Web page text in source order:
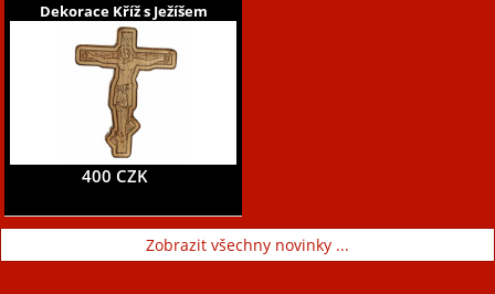
Dekorace Kříž s Ježíšem
400 CZK
Zobrazit všechny novinky ...